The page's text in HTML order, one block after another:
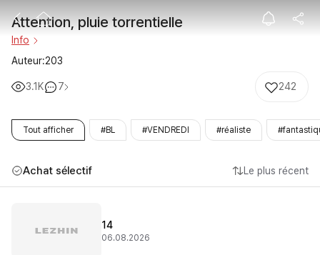
Attention,
Attention, pluie torrentielle
Info
Auteur:203
3.1K 7 242
Tout afficher #BL #VENDREDI #réaliste
Achat sélectif Le plus récent
14
06.08.2026